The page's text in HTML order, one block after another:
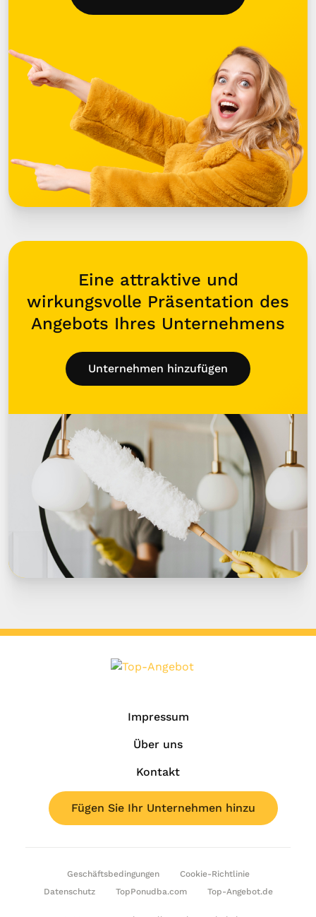
Eine attraktive und
wirkungsvolle Präsentation des
Angebots Ihres Unternehmens
Unternehmen hinzufügen
Impressum
Über uns
Kontakt
Fügen Sie Ihr Unternehmen hinzu
Geschäftsbedingungen
Cookie-Richtlinie
Datenschutz
TopPonudba.com Top-Angebot.de